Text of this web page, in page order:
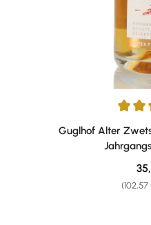
Durchschnittliche
Guglhof Alter
(102,57